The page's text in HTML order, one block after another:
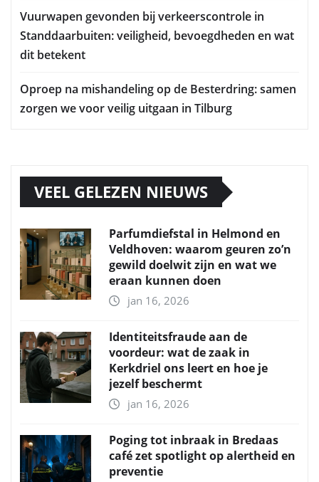
Vuurwapen gevonden bij verkeerscontrole in
Standdaarbuiten: veiligheid, bevoegdheden en wat
dit betekent
Oproep na mishandeling op de Besterdring: samen
zorgen we voor veilig uitgaan in Tilburg
VEEL GELEZEN NIEUWS
Parfumdiefstal in Helmond en
Veldhoven: waarom geuren zo’n
gewild doelwit zijn en wat we
eraan kunnen doen
jan 16, 2026
Identiteitsfraude aan de
voordeur: wat de zaak in
Kerkdriel ons leert en hoe je
jezelf beschermt
jan 16, 2026
Poging tot inbraak in Bredaas
café zet spotlight op alertheid en
preventie